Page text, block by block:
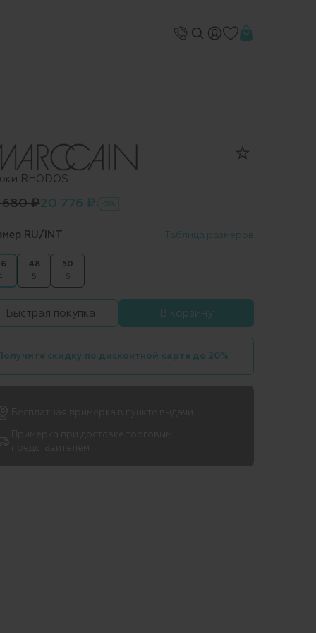
RHODOS
680 ₽20 776 ₽ -30%
RU/INT Таблица размеров
48
5
50
6
Быстрая покупка В корзину
скидку по дисконтной карте до 20%